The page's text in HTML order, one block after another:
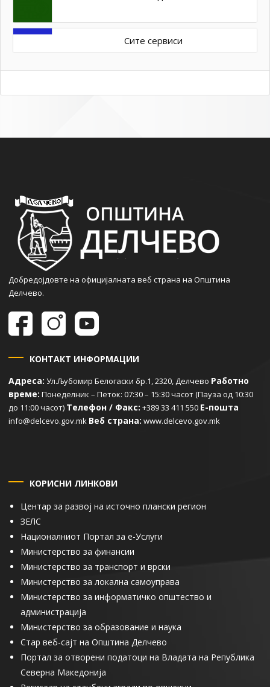
Сите сервиси
Добредојдовте на официјалната веб страна на Општина
Делчево.
КОНТАКТ ИНФОРМАЦИИ
Адреса: Ул.Љубомир Белогаски бр.1, 2320, Делчево Работно
време: Понеделник – Петок: 07:30 – 15:30 часот (Пауза од 10:30
до 11:00 часот) Телефон / Факс: +389 33 411 550 Е-пошта
info@delcevo.gov.mk Веб страна: www.delcevo.gov.mk
КОРИСНИ ЛИНКОВИ
Центар за развој на источно плански регион
ЗЕЛС
Националниот Портал за е-Услуги
Министерство за финансии
Министерство за транспорт и врски
Министерство за локална самоуправа
Министерство за информатичко општество и
администрација
Министерство за образование и наука
Стар веб-сајт на Општина Делчево
Портал за отворени податоци на Владата на Република
Северна Македонија